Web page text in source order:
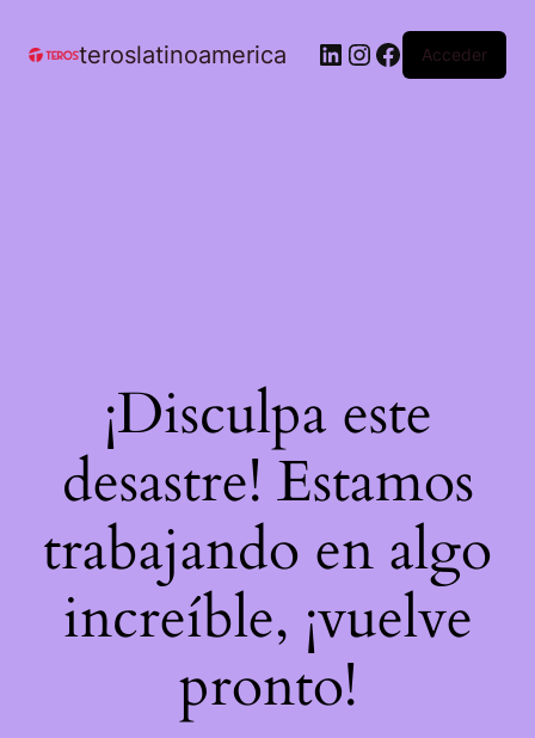
teroslatinoamerica Acceder
¡Disculpa este
desastre! Estamos
trabajando en algo
increíble, ¡vuelve
pronto!